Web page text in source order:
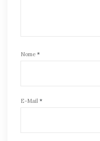
Nome *
E-Mail *